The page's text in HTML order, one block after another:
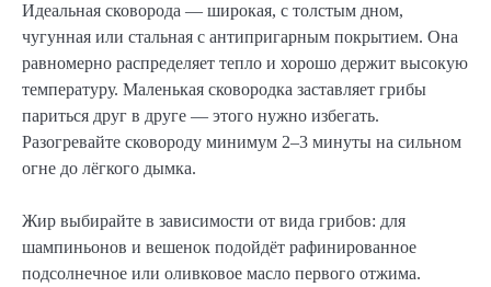
Идеальная сковорода — широкая, с толстым дном,
чугунная или стальная с антипригарным покрытием. Она
равномерно распределяет тепло и хорошо держит высокую
температуру. Маленькая сковородка заставляет грибы
париться друг в друге — этого нужно избегать.
Разогревайте сковороду минимум 2–3 минуты на сильном
огне до лёгкого дымка.
Жир выбирайте в зависимости от вида грибов: для
шампиньонов и вешенок подойдёт рафинированное
подсолнечное или оливковое масло первого отжима.